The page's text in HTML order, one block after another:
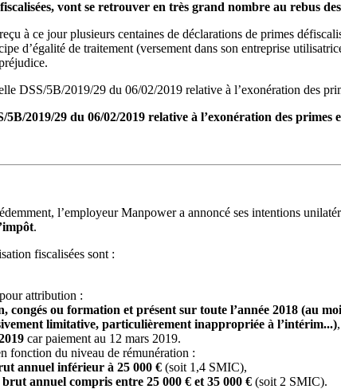
vont se retrouver en très grand nombre au rebus
à ce jour plusieurs centaines de déclarations de primes
d’égalité de traitement (versement dans son entreprise
DSS/5B/2019/29 du 06/02/2019 relative à l’exonération des
2019/29 du 06/02/2019 relative à l’exonération des primes
l’employeur Manpower a annoncé ses intentions
.
fiscalisées sont :
attribution :
congés ou formation et présent sur toute l’année 2018 (au
limitative, particulièrement inappropriée à l’intérim...),
car paiement au 12 mars 2019.
fonction du niveau de rémunération :
annuel inférieur à 25 000 € (soit 1,4 SMIC),
brut annuel compris entre 25 000 € et 35 000 € (soit 2 SMIC).